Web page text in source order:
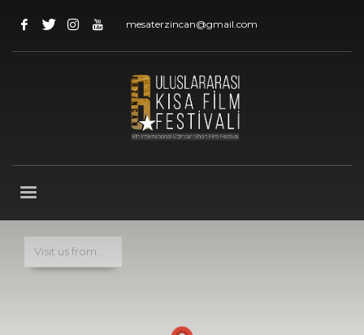
mesaterzincan@gmail.com